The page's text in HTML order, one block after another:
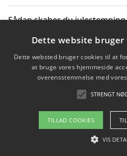
Sådan skaber du
Sådan skaber du et
Copyright 2026 -
Om / kontakt
Dette website bruger
Dette websted bruger cookies til at
at bruge vores hjemmeside
overensstemmelse med
STRENGT
TILLAD COOKIES
VIS